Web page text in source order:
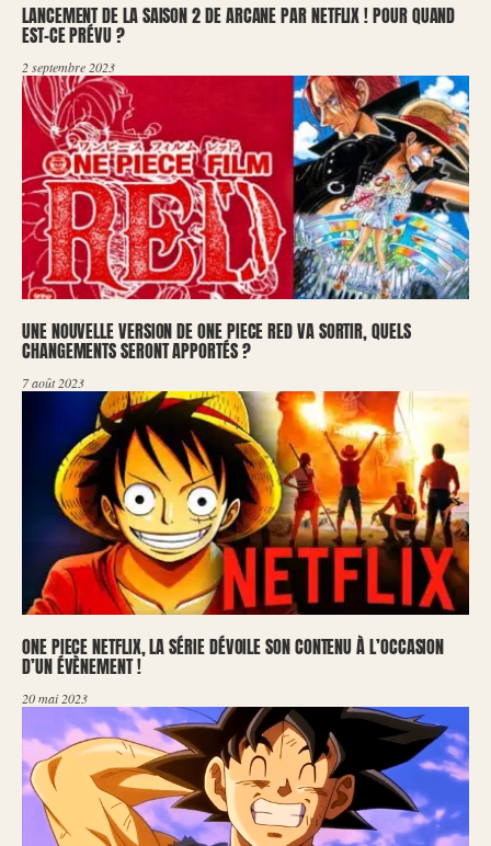
LANCEMENT DE LA SAISON 2 DE ARCANE PAR NETFLIX ! POUR QUAND
EST-CE PRÉVU ?
2 septembre 2023
UNE NOUVELLE VERSION DE ONE PIECE RED VA SORTIR, QUELS
CHANGEMENTS SERONT APPORTÉS ?
7 août 2023
ONE PIECE NETFLIX, LA SÉRIE DÉVOILE SON CONTENU À L’OCCASION
D’UN ÉVÈNEMENT !
20 mai 2023